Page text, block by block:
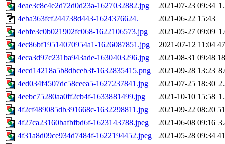
4eae3c8c4e2d72d0d23a-1627032882.jpg
2021-07-23 09:34
4eba363fcf244738d443-1624376624.
2021-06-22 15:43
4ebfe3c0b021902fc068-1622106573.jpg
2021-05-27 09:09
4ec86bf19514070954a1-1626087851.jpg
2021-07-12 11:04
4eca3d97c231ba943ade-1630403296.jpg
2021-08-31 09:48
4ecd14218a5b8dbceb3f-1632835415.png
2021-09-28 13:23
4ed034f4507dc58ceea5-1627237841.jpg
2021-07-25 18:30
4eebc75280aa0ff2cb4f-1633881499.jpg
2021-10-10 15:58
4f2cf489085db391668c-1632298811.jpg
2021-09-22 08:20
4f27ca23160bafbfbd6f-1623143788.jpeg
2021-06-08 09:16
4f31a8d09ce934d7484f-1622194452.jpeg
2021-05-28 09:34